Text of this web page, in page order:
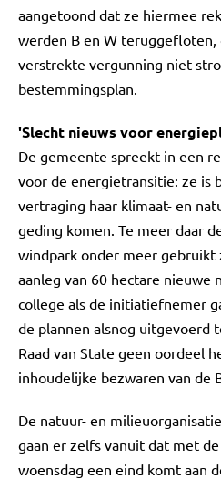
aangetoond dat ze hiermee
werden B en W teruggefloten,
verstrekte vergunning niet
bestemmingsplan.
'Slecht nieuws voor
De gemeente spreekt in een
voor de energietransitie: ze is
vertraging haar klimaat- en
geding komen. Te meer daar
windpark onder meer gebruikt
aanleg van 60 hectare nieuwe
college als de initiatiefnemer
de plannen alsnog uitgevoerd
Raad van State geen oordeel
inhoudelijke bezwaren van de
De natuur- en
gaan er zelfs vanuit dat met
woensdag een eind komt aan